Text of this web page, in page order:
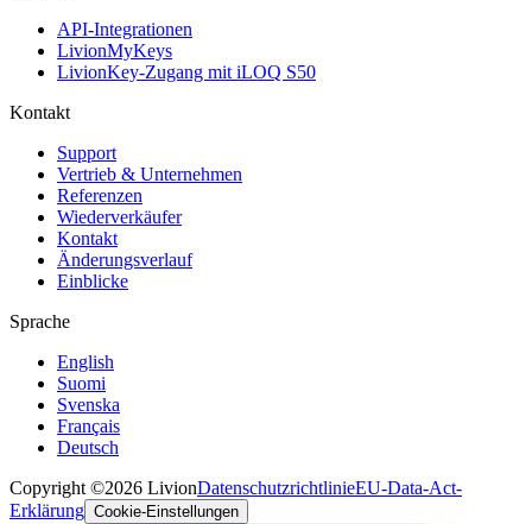
API-Integrationen
LivionMyKeys
LivionKey-Zugang mit iLOQ S50
Kontakt
Support
Vertrieb & Unternehmen
Referenzen
Wiederverkäufer
Kontakt
Änderungsverlauf
Einblicke
Sprache
English
Suomi
Svenska
Français
Deutsch
Copyright ©2026 LivionDatenschutzrichtlinieEU-Data-Act-
Erklärung Cookie-Einstellungen